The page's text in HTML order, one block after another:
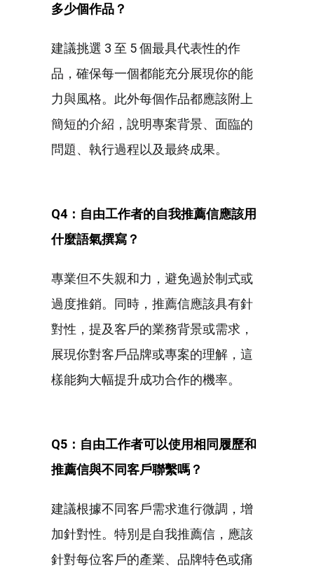
多少個作品？
建議挑選 3 至 5 個最具代表性的作
品，確保每一個都能充分展現你的能
力與風格。此外每個作品都應該附上
簡短的介紹，說明專案背景、面臨的
問題、執行過程以及最終成果。
Q4：自由工作者的自我推薦信應該用
什麼語氣撰寫？
專業但不失親和力，避免過於制式或
過度推銷。同時，推薦信應該具有針
對性，提及客戶的業務背景或需求，
展現你對客戶品牌或專案的理解，這
樣能夠大幅提升成功合作的機率。
Q5：自由工作者可以使用相同履歷和
推薦信與不同客戶聯繫嗎？
建議根據不同客戶需求進行微調，增
加針對性。特別是自我推薦信，應該
針對每位客戶的產業、品牌特色或痛